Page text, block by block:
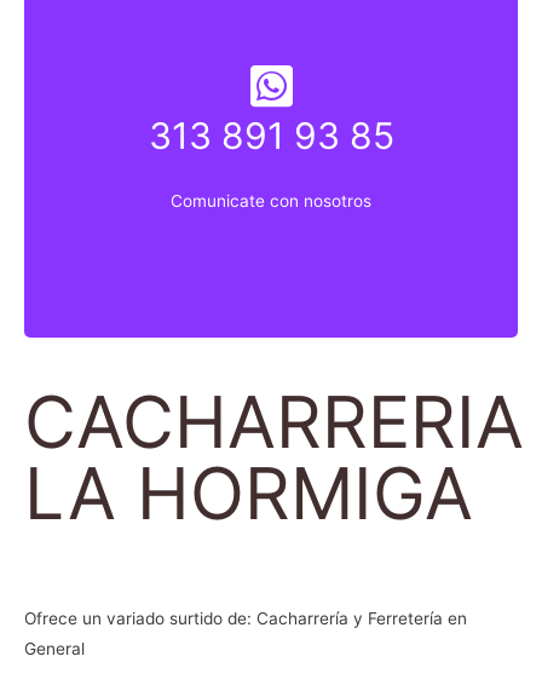
CACHARRERIA
LA HORMIGA
Ofrece un variado surtido de: Cacharrería y Ferretería en
General
313 891 93 85
Comunicate con nosotros
313 891 9835
Comunicate con nosotros